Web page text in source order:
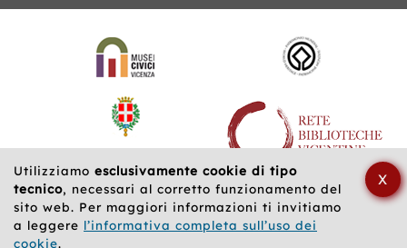
Utilizziamo esclusivamente cookie di tipo
tecnico, necessari al corretto funzionamento del
sito web. Per maggiori informazioni ti invitiamo
a leggere l’informativa completa sull’uso dei
cookie.
X